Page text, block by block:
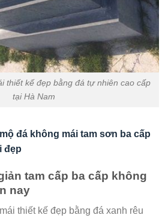
thiết kế đẹp bằng đá tự nhiên cao cấp
tại Hà Nam
đá không mái tam sơn ba cấp
đẹp
tam cấp ba cấp không
nay